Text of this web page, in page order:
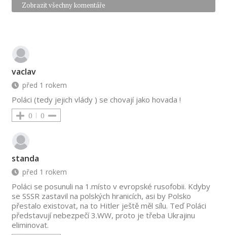
Zobrazit všechny komentáře
vaclav
před 1 rokem
Poláci (tedy jejich vlády ) se chovají jako hovada !
0 0
standa
před 1 rokem
Poláci se posunuli na 1.místo v evropské rusofobii. Kdyby
se SSSR zastavil na polských hranicích, asi by Polsko
přestalo existovat, na to Hitler ještě měl sílu. Teď Poláci
představují nebezpečí 3.WW, proto je třeba Ukrajinu
eliminovat.